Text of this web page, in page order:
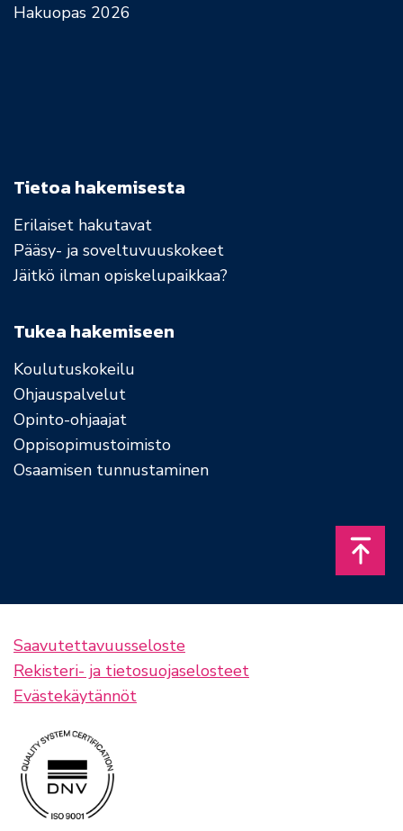
Hakuopas 2026
Tietoa hakemisesta
Erilaiset hakutavat
Pääsy- ja soveltuvuuskokeet
Jäitkö ilman opiskelupaikkaa?
Tukea hakemiseen
Koulutuskokeilu
Ohjauspalvelut
Opinto-ohjaajat
Oppisopimustoimisto
Osaamisen tunnustaminen
Saavutettavuusseloste
Rekisteri- ja tietosuojaselosteet
Evästekäytännöt